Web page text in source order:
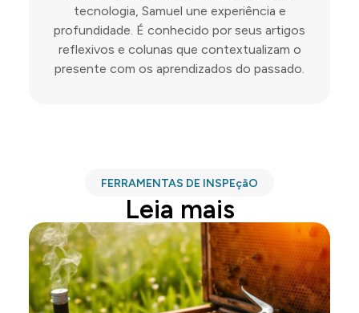
tecnologia, Samuel une experiência e
profundidade. É conhecido por seus artigos
reflexivos e colunas que contextualizam o
presente com os aprendizados do passado.
FERRAMENTAS DE INSPEçãO
Leia mais